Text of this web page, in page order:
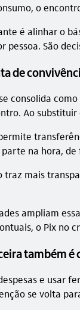
o
é alinhar o
pessoa. São
de
consolida
Ao
na hora,
traz mais
ampliam
o Pix no
também é
e usar
se volta